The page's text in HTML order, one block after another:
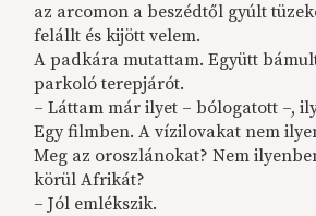
az arcomon a beszédtől gyúlt
felállt és kijött velem.
A padkára mutattam. Együtt
parkoló terepjárót.
– Láttam már ilyet – bólogatott –,
Egy filmben. A vízilovakat nem
Meg az oroszlánokat? Nem
körül Afrikát?
– Jól emlékszik.